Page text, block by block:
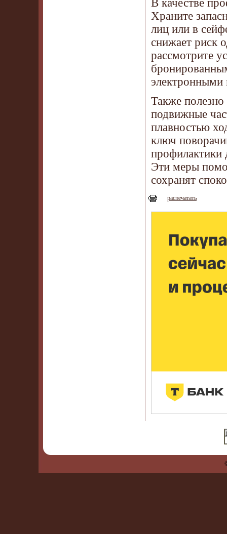
В качестве
Храните
лиц или в
снижает риск
рассмотрите
Также полезно
подвижные
плавностью
ключ
профилактики
Эти меры
сохранят
распечатать